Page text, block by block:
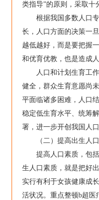
类指导”的原则，采取十
根据我国多数人口专
长，人口方面的决策一
越低越好，而是要把握
和优育优教，也是造成
人口和计划生育工作
健全，群众生育意愿尚
平面临诸多困难，人口
稳定低生育水平、统筹
署，进一步开创我国人
（二）提高出生人口
提高人口素质，包括
生人口素质，就是把好
实行有利于女孩健康成
活状况。重点整顿b超